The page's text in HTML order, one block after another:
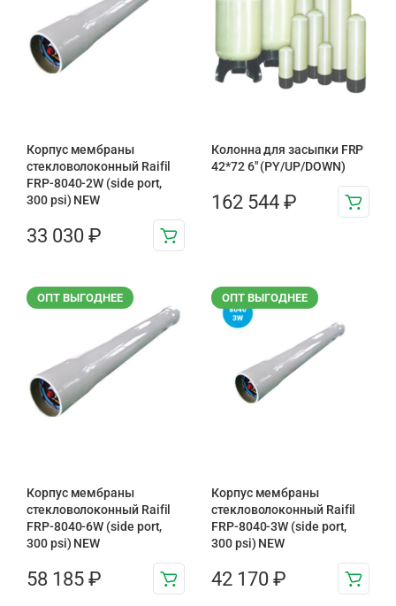
Корпус мембраны
стекловолоконный Raifil
FRP-8040-2W (side port,
300 psi) NEW
33 030 ₽
Колонна для засыпки FRP
42*72 6″ (PY/UP/DOWN)
162 544 ₽
ОПТ ВЫГОДНЕЕ
Корпус мембраны
стекловолоконный Raifil
FRP-8040-6W (side port,
300 psi) NEW
58 185 ₽
ОПТ ВЫГОДНЕЕ
Корпус мембраны
стекловолоконный Raifil
FRP-8040-3W (side port,
300 psi) NEW
42 170 ₽